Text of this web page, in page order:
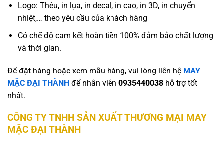
Logo: Thêu, in lụa, in decal, in cao, in 3D, in chuyển
nhiệt,… theo yêu cầu của khách hàng
Có chế độ cam kết hoàn tiền 100% đảm bảo chất lượng
và thời gian.
Để đặt hàng hoặc xem mẫu hàng, vui lòng liên hệ MAY
MẶC ĐẠI THÀNH để nhân viên 0935440038 hỗ trợ tốt
nhất.
CÔNG TY TNHH SẢN XUẤT THƯƠNG MẠI MAY
MẶC ĐẠI THÀNH